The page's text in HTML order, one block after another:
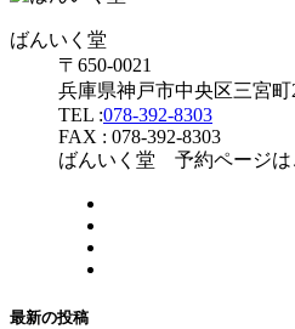
ばんいく堂
〒650-0021
兵庫県神戸市中央区三宮町
TEL :078-392-8303
FAX : 078-392-8303
ばんいく堂 予約ページは
最新の投稿